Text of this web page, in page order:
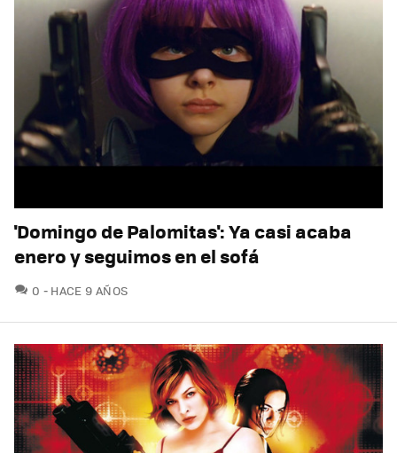
'Domingo de Palomitas': Ya casi acaba
enero y seguimos en el sofá
0 COMENTARIOS
HACE 9 AÑOS